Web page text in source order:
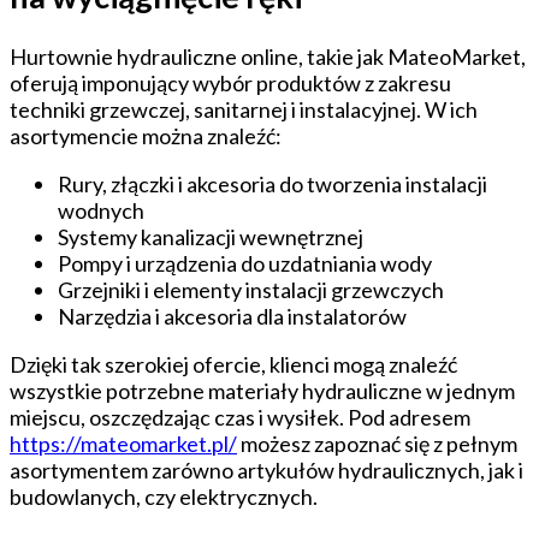
Hurtownie hydrauliczne online, takie jak MateoMarket,
oferują imponujący wybór produktów z zakresu
techniki grzewczej, sanitarnej i instalacyjnej. W ich
asortymencie można znaleźć:
Rury, złączki i akcesoria do tworzenia instalacji
wodnych
Systemy kanalizacji wewnętrznej
Pompy i urządzenia do uzdatniania wody
Grzejniki i elementy instalacji grzewczych
Narzędzia i akcesoria dla instalatorów
Dzięki tak szerokiej ofercie, klienci mogą znaleźć
wszystkie potrzebne materiały hydrauliczne w jednym
miejscu, oszczędzając czas i wysiłek. Pod adresem
https://mateomarket.pl/możesz zapoznać się z pełnym
asortymentem zarówno artykułów hydraulicznych, jak i
budowlanych, czy elektrycznych.